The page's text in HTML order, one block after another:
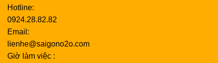
Hotline:
0924.28.82.82
Email:
lienhe@saigono2o.com
Giờ làm việc :